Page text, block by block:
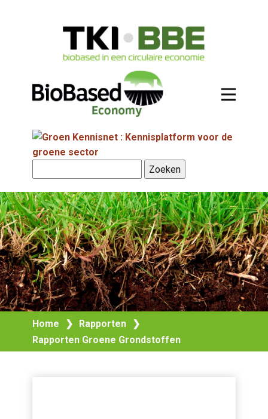
Home ❯ Rapporten
❯
Rapporten Groene Grondstoffen